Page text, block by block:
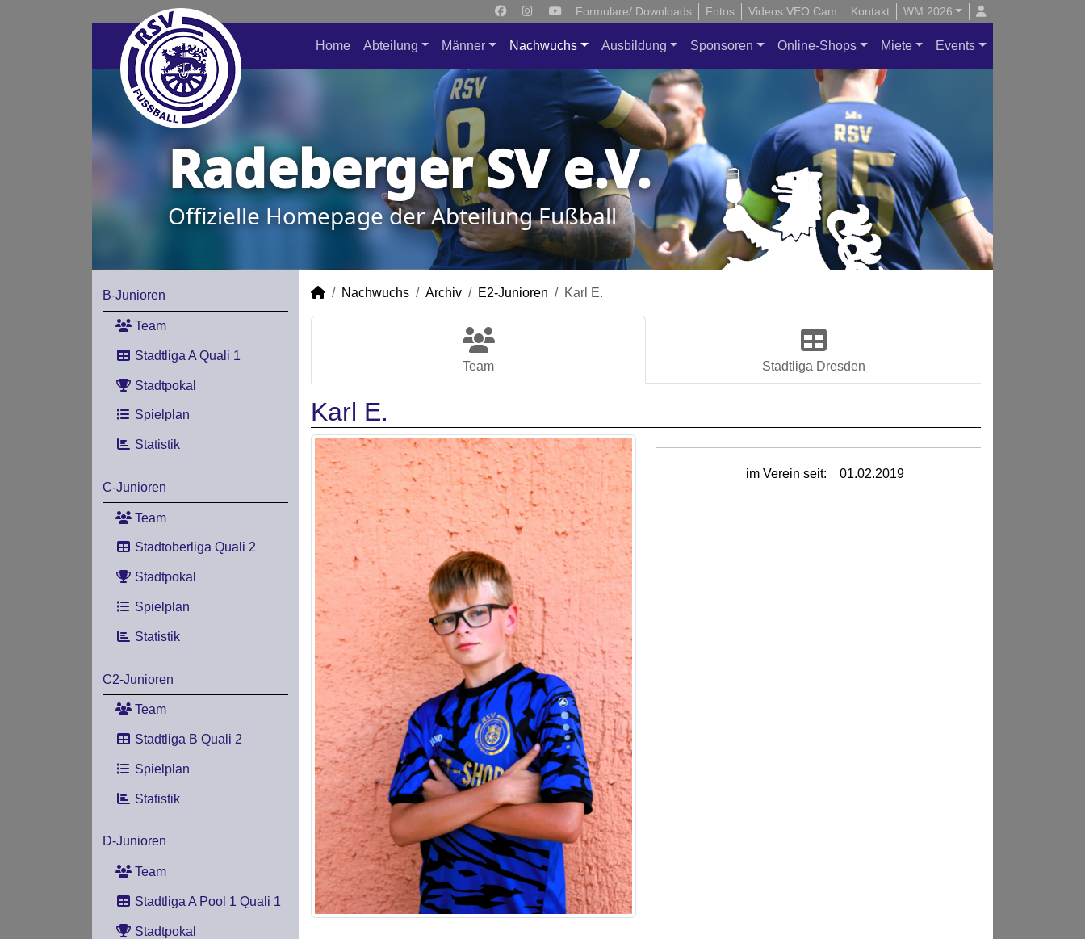
Formulare/ Downloads Fotos Videos VEO Cam Kontakt WM 2026
Home Abteilung Männer Nachwuchs Ausbildung Sponsoren Online-Shops Miete Events
Radeberger SV e.V.
Offizielle Homepage der Abteilung Fußball
B-Junioren
Team
Stadtliga A Quali 1
Stadtpokal
Spielplan
Statistik
C-Junioren
Team
Stadtoberliga Quali 2
Stadtpokal
Spielplan
Statistik
C2-Junioren
Team
Stadtliga B Quali 2
Spielplan
Statistik
D-Junioren
Team
Stadtliga A Pool 1 Quali 1
Stadtpokal
Nachwuchs Archiv E2-Junioren Karl E.
Team Stadtliga Dresden
Karl E.
im Verein seit: 01.02.2019